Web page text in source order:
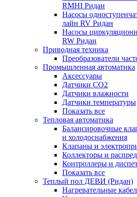
RMHI Ридан
Насосы
лайн RV Ридан
Насосы
RW Ридан
Приводная техника
Преобразователи
Промышленная автоматика
Аксессуары
Датчики CO2
Датчики влажности
Датчики температуры
Показать все
Тепловая автоматика
Балансировочные
и холодоснабжения
Клапаны и
Коллекторы и
Контроллеры и
Показать все
Теплый пол ДЕВИ (Ридан)
Нагревательные